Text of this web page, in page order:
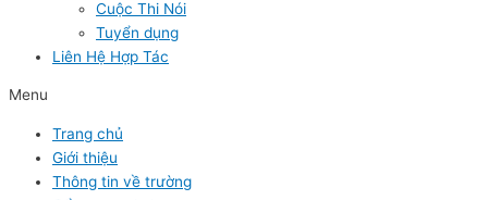
Cuộc Thi Nói
Tuyển dụng
Liên Hệ Hợp Tác
Menu
Trang chủ
Giới thiệu
Thông tin về trường